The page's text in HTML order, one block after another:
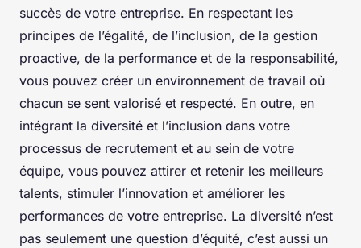
succès de votre entreprise. En respectant les
principes de l’égalité, de l’inclusion, de la gestion
proactive, de la performance et de la responsabilité,
vous pouvez créer un environnement de travail où
chacun se sent valorisé et respecté. En outre, en
intégrant la diversité et l’inclusion dans votre
processus de recrutement et au sein de votre
équipe, vous pouvez attirer et retenir les meilleurs
talents, stimuler l’innovation et améliorer les
performances de votre entreprise. La diversité n’est
pas seulement une question d’équité, c’est aussi un